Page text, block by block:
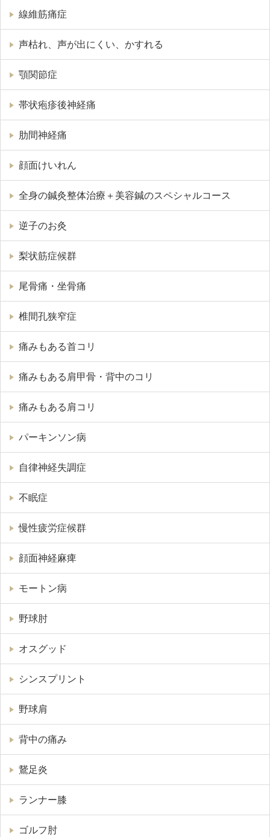
線維筋痛症
声枯れ、声が出にくい、かすれる
顎関節症
帯状疱疹後神経痛
肋間神経痛
顔面けいれん
全身の鍼灸整体治療＋美容鍼のスペシャルコース
逆子のお灸
梨状筋症候群
尾骨痛・坐骨痛
椎間孔狭窄症
痛みもある首コリ
痛みもある肩甲骨・背中のコリ
痛みもある肩コリ
パーキンソン病
自律神経失調症
不眠症
慢性疲労症候群
顔面神経麻痺
モートン病
野球肘
オスグッド
シンスプリント
野球肩
背中の痛み
鵞足炎
ランナー膝
ゴルフ肘